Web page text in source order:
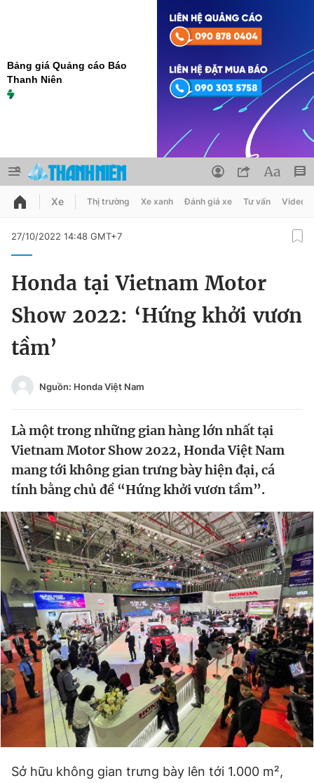
Bảng giá Quảng cáo Báo
Thanh Niên
QUẢNG CÁO
Chuyên mục khác
Video Magazine
Tiện ích Bạn cần biết
Thông tin tòa soạn Liên hệ quảng cáo
Đọc Thanh Niên trên điện thoại
Theo dõi báo trên
Đổi mật khẩu
Tin đã lưu
Tin đã xem
Đăng xuất
Xe Thị trường Xe xanh Đánh giá xe Tư vấn Video
27/10/2022 14:48 GMT+7
Honda tại Vietnam Motor
Show 2022: ‘Hứng khởi vươn
tầm’
Nguồn: Honda Việt Nam
Là một trong những gian hàng lớn nhất tại
Vietnam Motor Show 2022, Honda Việt Nam
mang tới không gian trưng bày hiện đại, cá
tính bằng chủ đề “Hứng khởi vươn tầm”.
Sở hữu không gian trưng bày lên tới 1.000 m²,